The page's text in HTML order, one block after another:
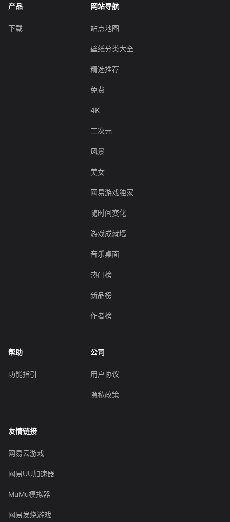
产品
下载
网站导航
站点地图
壁纸分类大全
精选推荐
免费
4K
二次元
风景
美女
网易游戏独家
随时间变化
游戏成就墙
音乐桌面
热门榜
新品榜
作者榜
帮助
功能指引
公司
用户协议
隐私政策
友情链接
网易云游戏
网易UU加速器
MuMu模拟器
网易发烧游戏